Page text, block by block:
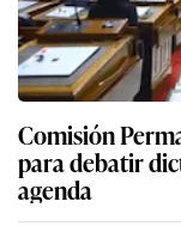
Comisión
para debatir
agenda